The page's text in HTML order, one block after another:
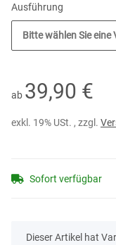
Ausführung
Bitte wählen Sie eine
ab 39,90 €
exkl. 19% USt. , zzgl.
Sofort verfügbar
x
Dieser Artikel hat